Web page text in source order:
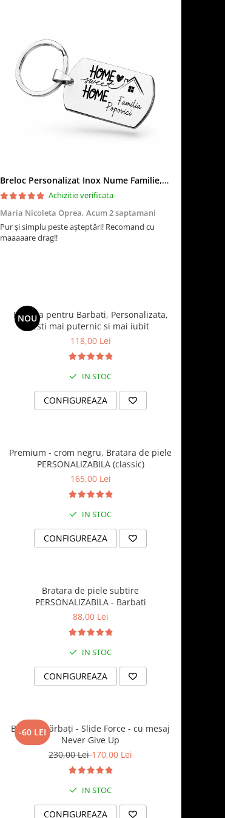
Breloc Personalizat Inox Nume Familie, Gravură 'Home Sweet Home', Cadou Casă Nouă
Achizitie verificata
Maria Nicoleta Oprea, Acum 2 saptamani
Pur și simplu peste așteptări! Recomand cu
maaaaare drag!!
NOU
Bratara pentru Barbati, Personalizata,
Esti mai puternic si mai iubit
118,00 Lei
IN STOC
CONFIGUREAZA
Premium - crom negru, Bratara de piele
PERSONALIZABILA (classic)
165,00 Lei
IN STOC
CONFIGUREAZA
Bratara de piele subtire
PERSONALIZABILA - Barbati
88,00 Lei
IN STOC
CONFIGUREAZA
-60 LEI
Brățară bărbați - Slide Force - cu mesaj
Never Give Up
230,00 Lei170,00 Lei
IN STOC
CONFIGUREAZA